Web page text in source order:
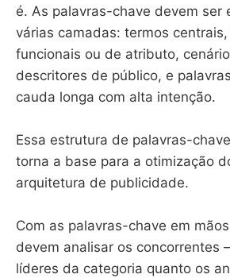
é. As palavras-chave devem ser
várias camadas: termos
funcionais ou de atributo,
descritores de público, e
cauda longa com alta intenção.
Essa estrutura de palavras-
torna a base para a otimização
arquitetura de publicidade.
Com as palavras-chave em
devem analisar os concorrentes
líderes da categoria quanto os